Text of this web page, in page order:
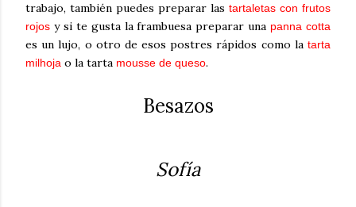
trabajo, también puedes preparar las tartaletas con frutos
rojos y si te gusta la frambuesa preparar una panna cotta
es un lujo, o otro de esos postres rápidos como la tarta
milhoja o la tarta mousse de queso.
Besazos
Sofía